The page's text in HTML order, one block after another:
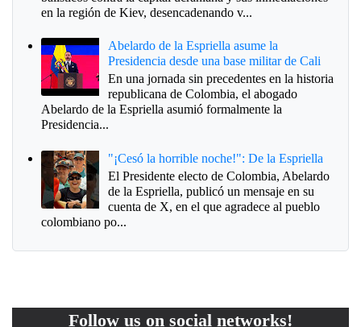
en la región de Kiev, desencadenando v...
Abelardo de la Espriella asume la
Presidencia desde una base militar de Cali
En una jornada sin precedentes en la historia
republicana de Colombia, el abogado
Abelardo de la Espriella asumió formalmente la
Presidencia...
"¡Cesó la horrible noche!": De la Espriella
El Presidente electo de Colombia, Abelardo
de la Espriella, publicó un mensaje en su
cuenta de X, en el que agradece al pueblo
colombiano po...
Follow us on social networks!